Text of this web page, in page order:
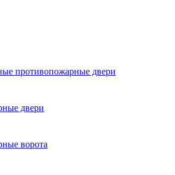
противопожарные двери
двери
ворота